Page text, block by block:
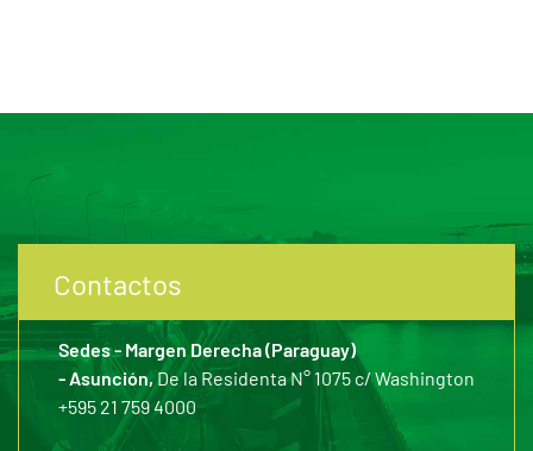
Contactos
Sedes - Margen Derecha (Paraguay)
- Asunción,De la Residenta N° 1075 c/ Washington
+595 21 759 4000